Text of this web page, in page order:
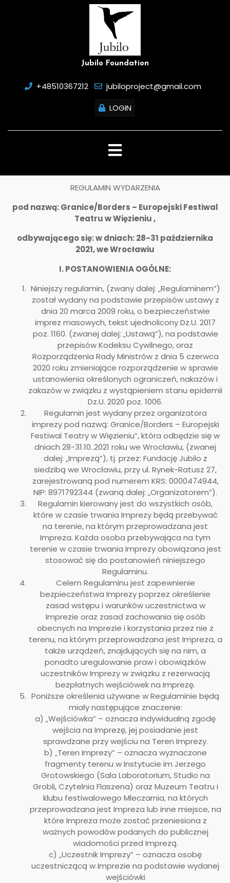
Jubilo Foundation
+48510367212
jubiloproject@gmail.com
LOGIN
Open
Button
REGULAMIN WYDARZENIA
pod nazwą: Granice/Borders – Europejski Festiwal
Teatru w Więzieniu ,
odbywającego się: w dniach: 28-31 października
2021, we Wrocławiu
I. POSTANOWIENIA OGÓLNE:
Niniejszy regulamin, (zwany dalej: „Regulaminem”)
został wydany na podstawie przepisów ustawy z
dnia 20 marca 2009 roku, o bezpieczeństwie
imprez masowych, tekst ujednolicony Dz.U. 2017
poz. 1160. (zwanej dalej: „Ustawą”), na podstawie
przepisów Kodeksu Cywilnego, oraz
Rozporządzenia Rady Ministrów z dnia 5 czerwca
2020 roku zmieniające rozporządzenie w sprawie
ustanowienia określonych ograniczeń, nakazów i
zakazów w związku z wystąpieniem stanu epidemii
Dz.U. 2020 poz. 1006.
Regulamin jest wydany przez organizatora
imprezy pod nazwą: Granice/Borders – Europejski
Festiwal Teatry w Więzieniu”, która odbędzie się w
dniach 28-31.10..2021 roku we Wrocławiu, (zwanej
dalej: „Imprezą”), tj. przez: Fundację Jubilo z
siedzibą we Wrocławiu, przy ul. Rynek-Ratusz 27,
zarejestrowaną pod numerem KRS: 0000474944,
NIP: 8971792344 (zwaną dalej: „Organizatorem”).
Regulamin kierowany jest do wszystkich osób,
które w czasie trwania Imprezy będą przebywać
na terenie, na którym przeprowadzana jest
Impreza. Każda osoba przebywająca na tym
terenie w czasie trwania Imprezy obowiązana jest
stosować się do postanowień niniejszego
Regulaminu.
Celem Regulaminu jest zapewnienie
bezpieczeństwa Imprezy poprzez określenie
zasad wstępu i warunków uczestnictwa w
Imprezie oraz zasad zachowania się osób
obecnych na Imprezie i korzystania przez nie z
terenu, na którym przeprowadzana jest Impreza, a
także urządzeń, znajdujących się na nim, a
ponadto uregulowanie praw i obowiązków
uczestników Imprezy w związku z rezerwacją
bezpłatnych wejściówek na Imprezę.
Poniższe określenia używane w Regulaminie będą
miały następujące znaczenie:
a) „Wejściówka” – oznacza indywidualną zgodę
wejścia na Imprezę, jej posiadanie jest
sprawdzane przy wejściu na Teren Imprezy.
b) „Teren Imprezy” – oznacza wyznaczone
fragmenty terenu w Instytucie im Jerzego
Grotowskiego (Sala Laboratorium, Studio na
Grobli, Czytelnia Flaszena) oraz Muzeum Teatru i
klubu festiwalowego Mleczarnia, na których
przeprowadzana jest Impreza lub inne miejsce, na
które Impreza może zostać przeniesiona z
ważnych powodów podanych do publicznej
wiadomości przed Imprezą.
c) „Uczestnik Imprezy” – oznacza osobę
uczestniczącą w Imprezie na podstawie wydanej
wejściówki